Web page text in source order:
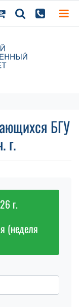
БГУ
г.
г.
(неделя